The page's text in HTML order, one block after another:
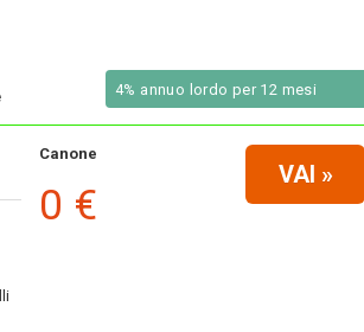
4% annuo lordo per 12 mesi
Canone
0 €
VAI »